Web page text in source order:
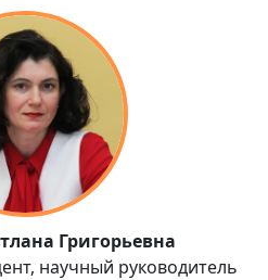
Григорьевна
научный руководитель